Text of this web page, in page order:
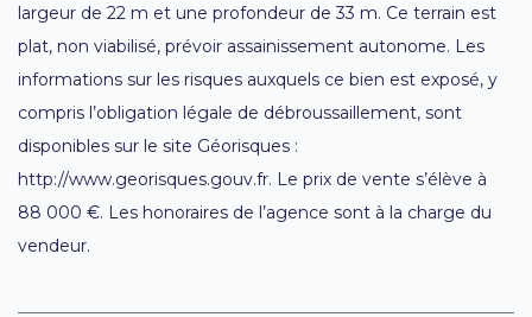
largeur de 22 m et une profondeur de 33 m. Ce terrain est
plat, non viabilisé, prévoir assainissement autonome. Les
informations sur les risques auxquels ce bien est exposé, y
compris l’obligation légale de débroussaillement, sont
disponibles sur le site Géorisques :
http://www.georisques.gouv.fr. Le prix de vente s’élève à
88 000 €. Les honoraires de l’agence sont à la charge du
vendeur.